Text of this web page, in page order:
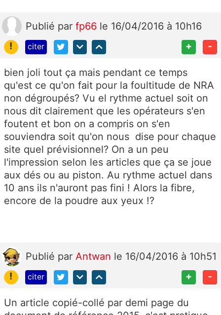
Publié par fp66 le 16/04/2016 à 10h16
!
citer + -
bien joli tout ça mais pendant ce temps
qu'est ce qu'on fait pour la foultitude de NRA
non dégroupés? Vu el rythme actuel soit on
nous dit clairement que les opérateurs s'en
foutent et bon on a compris on s'en
souviendra soit qu'on nous dise pour chaque
site quel prévisionnel? On a un peu
l'impression selon les articles que ça se joue
aux dés ou au piston. Au rythme actuel dans
10 ans ils n'auront pas fini ! Alors la fibre,
encore de la poudre aux yeux !?
Publié par Antwan le 16/04/2016 à 10h51
!
citer + -
Un article copié-collé par demi page du